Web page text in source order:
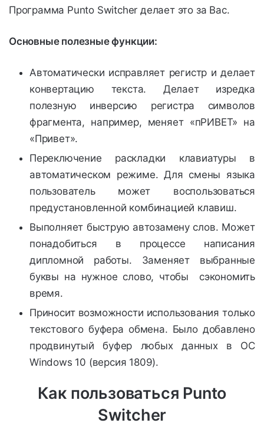
Программа Punto Switcher делает это за Вас.
Основные полезные функции:
Автоматически исправляет регистр и делает
конвертацию текста. Делает изредка
полезную инверсию регистра символов
фрагмента, например, меняет «пРИВЕТ» на
«Привет».
Переключение раскладки клавиатуры в
автоматическом режиме. Для смены языка
пользователь может воспользоваться
предустановленной комбинацией клавиш.
Выполняет быструю автозамену слов. Может
понадобиться в процессе написания
дипломной работы. Заменяет выбранные
буквы на нужное слово, чтобы сэкономить
время.
Приносит возможности использования только
текстового буфера обмена. Было добавлено
продвинутый буфер любых данных в ОС
Windows 10 (версия 1809).
Как пользоваться Punto
Switcher